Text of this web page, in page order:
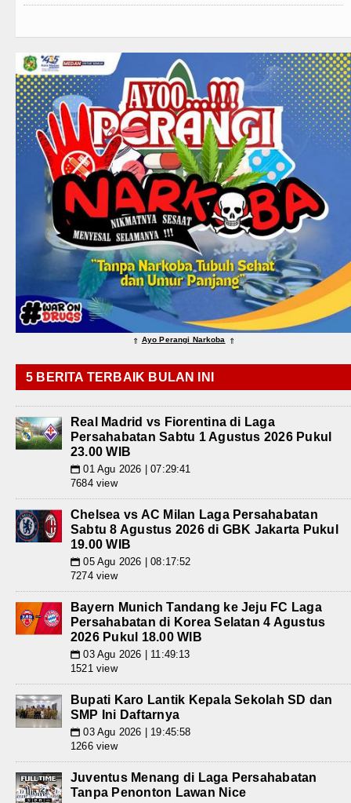
⇑ Ayo Perangi Narkoba ⇑
5 BERITA TERBAIK BULAN INI
Real Madrid vs Fiorentina di Laga
Persahabatan Sabtu 1 Agustus 2026 Pukul
23.00 WIB
📅 01 Agu 2026 | 07:29:41
7684 view
Chelsea vs AC Milan Laga Persahabatan
Sabtu 8 Agustus 2026 di GBK Jakarta Pukul
19.00 WIB
📅 05 Agu 2026 | 08:17:52
7274 view
Bayern Munich Tandang ke Jeju FC Laga
Persahabatan di Korea Selatan 4 Agustus
2026 Pukul 18.00 WIB
📅 03 Agu 2026 | 11:49:13
1521 view
Bupati Karo Lantik Kepala Sekolah SD dan
SMP Ini Daftarnya
📅 03 Agu 2026 | 19:45:58
1266 view
Juventus Menang di Laga Persahabatan
Tanpa Penonton Lawan Nice